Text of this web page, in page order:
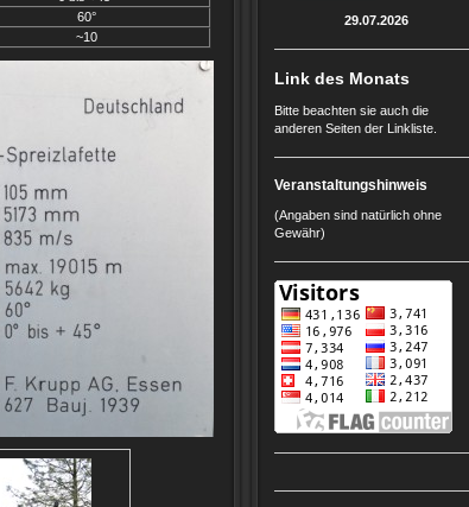
60°
~10
29.07.2026
Link des Monats
Bitte beachten sie auch die
anderen Seiten der Linkliste.
Veranstaltungshinweis
(Angaben sind natürlich ohne
Gewähr)